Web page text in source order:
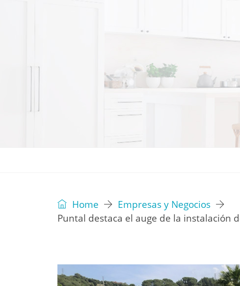
Home
Empresas y Negocios
Puntal destaca el auge de la instalación